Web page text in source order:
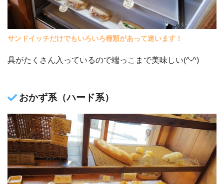
サンドイッチだけでもいろいろ種類があって迷います！
具がたくさん入っているので端っこまで美味しい(^-^)
おかず系（ハード系）